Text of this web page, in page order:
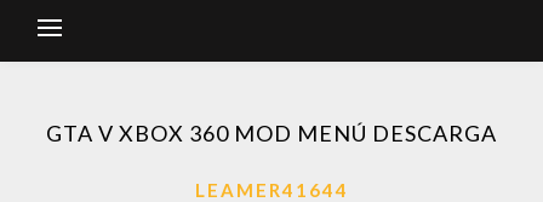
GTA V XBOX 360 MOD MENÚ DESCARGA
LEAMER41644